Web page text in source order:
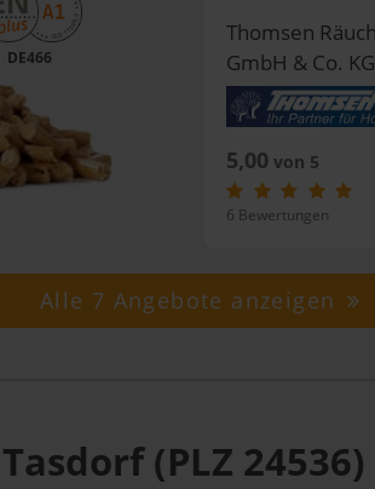
DE466
Thomsen
GmbH & Co. KG
5,00 von 5
6 Bewertungen
Alle 7 Angebote anzeigen
(PLZ 24536)